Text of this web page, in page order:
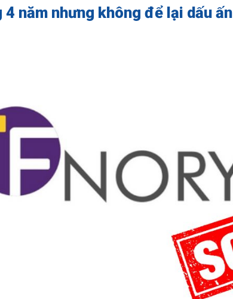
năm nhưng không để lại dấu ấn